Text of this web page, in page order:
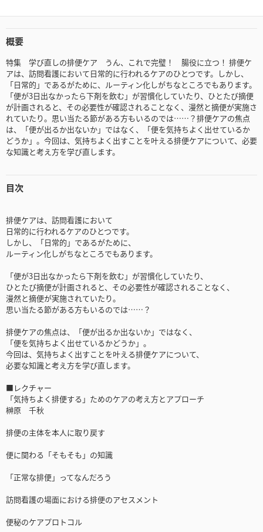
概要
特集 学び直しの排便ケア うん、これで完璧！ 腸役に立つ！ 排便ケ
アは、訪問看護において日常的に行われるケアのひとつです。しかし、
「日常的」であるがために、ルーティン化しがちなところでもあります。
「便が3日出なかったら下剤を飲む」が習慣化していたり、ひとたび摘便
が計画されると、その必要性が確認されることなく、漫然と摘便が実施さ
れていたり。思い当たる節がある方もいるのでは……？排便ケアの焦点
は、「便が出るか出ないか」ではなく、「便を気持ちよく出せているか
どうか」。今回は、気持ちよく出すことを叶える排便ケアについて、必要
な知識と考え方を学び直します。
目次
排便ケアは、訪問看護において
日常的に行われるケアのひとつです。
しかし、「日常的」であるがために、
ルーティン化しがちなところでもあります。
「便が3日出なかったら下剤を飲む」が習慣化していたり、
ひとたび摘便が計画されると、その必要性が確認されることなく、
漫然と摘便が実施されていたり。
思い当たる節がある方もいるのでは……？
排便ケアの焦点は、「便が出るか出ないか」ではなく、
「便を気持ちよく出せているかどうか」。
今回は、気持ちよく出すことを叶える排便ケアについて、
必要な知識と考え方を学び直します。
■レクチャー
「気持ちよく排便する」ためのケアの考え方とアプローチ
榊原 千秋
排便の主体を本人に取り戻す
便に関わる「そもそも」の知識
「正常な排便」ってなんだろう
訪問看護の場面における排便のアセスメント
便秘のケアプロトコル